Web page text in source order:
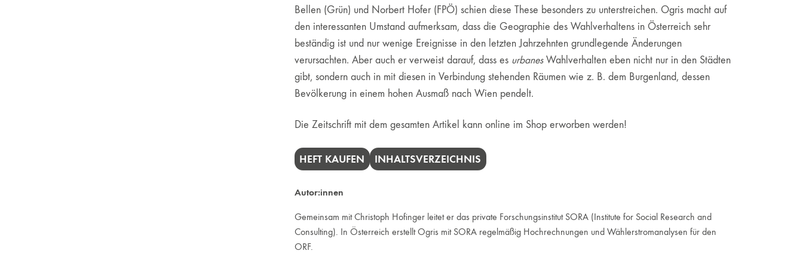
Bellen (Grün) und Norbert Hofer (FPÖ) schien diese These besonders zu unterstreichen. Ogris macht auf
den interessanten Umstand aufmerksam, dass die Geographie des Wahlverhaltens in Österreich sehr
beständig ist und nur wenige Ereignisse in den letzten Jahrzehnten grundlegende Änderungen
verursachten. Aber auch er verweist darauf, dass es urbanesWahlverhalten eben nicht nur in den Städten
gibt, sondern auch in mit diesen in Verbindung stehenden Räumen wie z. B. dem Burgenland, dessen
Bevölkerung in einem hohen Ausmaß nach Wien pendelt.
Die Zeitschrift mit dem gesamten Artikel kann online im Shop erworben werden!
HEFT KAUFEN INHALTSVERZEICHNIS
Autor:innen
Gemeinsam mit Christoph Hofinger leitet er das private Forschungsinstitut SORA (Institute for Social Research and
Consulting). In Österreich erstellt Ogris mit SORA regelmäßig Hochrechnungen und Wählerstromanalysen für den
ORF.